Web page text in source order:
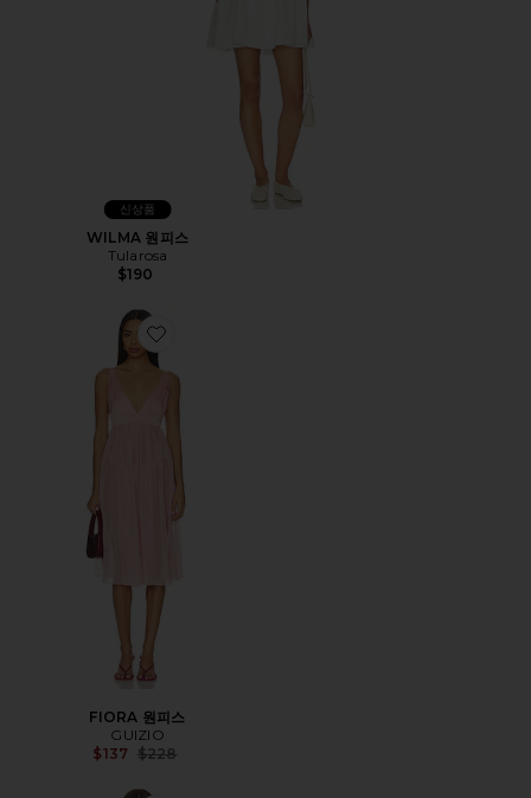
신상품
WILMA 원피스
Tularosa
$190
Favorite FIORA 원피스
FIORA 원피스
GUIZIO
$137 Previous price:
$228